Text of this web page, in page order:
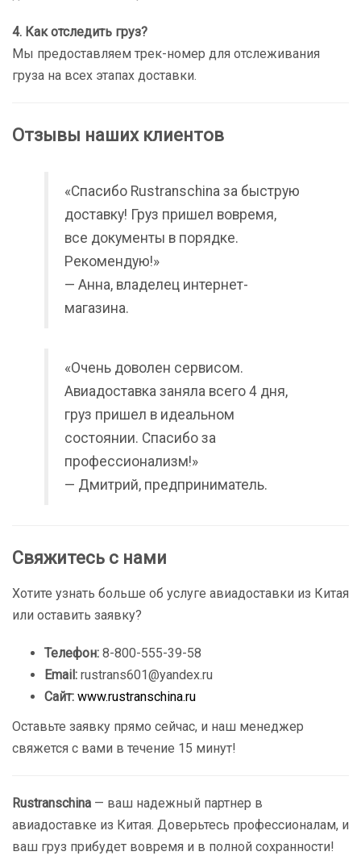
4. Как отследить груз?
Мы предоставляем трек-номер для отслеживания
груза на всех этапах доставки.
Отзывы наших клиентов
«Спасибо Rustranschina за быструю
доставку! Груз пришел вовремя,
все документы в порядке.
Рекомендую!»
— Анна, владелец интернет-
магазина.
«Очень доволен сервисом.
Авиадоставка заняла всего 4 дня,
груз пришел в идеальном
состоянии. Спасибо за
профессионализм!»
— Дмитрий, предприниматель.
Свяжитесь с нами
Хотите узнать больше об услуге авиадоставки из Китая
или оставить заявку?
Телефон: 8-800-555-39-58
Email: rustrans601@yandex.ru
Сайт: www.rustranschina.ru
Оставьте заявку прямо сейчас, и наш менеджер
свяжется с вами в течение 15 минут!
Rustranschina — ваш надежный партнер в
авиадоставке из Китая. Доверьтесь профессионалам, и
ваш груз прибудет вовремя и в полной сохранности!